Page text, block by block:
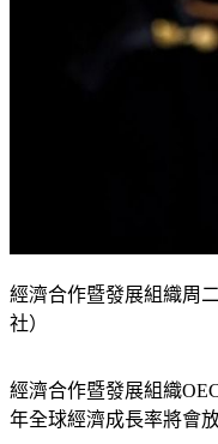
經濟合作暨發展組織周
經濟合作暨發展組織